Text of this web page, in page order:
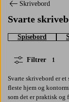
Skrivebord
Svarte
Spisebord
Filtrer 1
Svarte skrivebord er
fleste hjem og
som det er praktisk og